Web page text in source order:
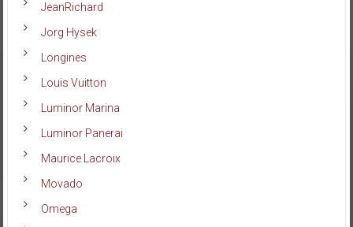
JeanRichard
Jorg Hysek
Longines
Louis Vuitton
Luminor Marina
Luminor Panerai
Maurice Lacroix
Movado
Omega